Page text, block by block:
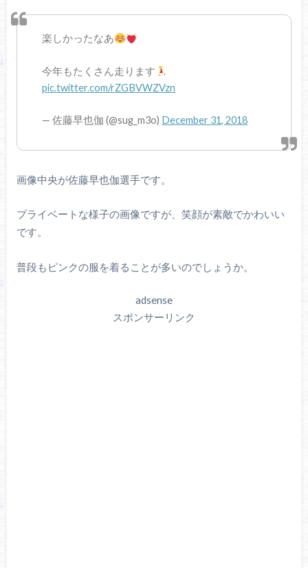
楽しかったなあ
今年もたくさん走ります
pic.twitter.com/rZGBVWZVzn
— 佐藤早也伽 (@sug_m3o) December 31, 2018
画像中央が佐藤早也伽選手です。
プライベートな様子の画像ですが、笑顔が素敵でかわいい
です。
普段もピンクの服を着ることが多いのでしょうか。
adsense
スポンサーリンク